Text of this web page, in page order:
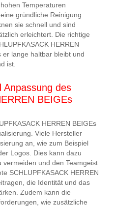
Temperaturen
gründliche Reinigung
sie schnell und sind
erleichtert. Die richtige
HERREN
er lange haltbar bleibt und
ist.
Anpassung des
BEIGEs
HERREN BEIGEs
Viele Hersteller
an, wie zum Beispiel
Logos. Dies kann dazu
vermeiden und den Teamgeist
SCHLUPFKASACK HERREN
die Identität und das
Zudem kann die
wie zusätzliche